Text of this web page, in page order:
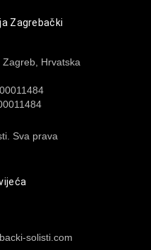
Zagrebački
Hrvatska
Sva prava
solisti.com